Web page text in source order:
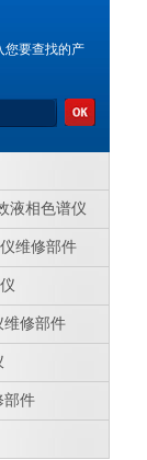
您要查找的产
液相色谱仪
维修部件
维修部件
部件